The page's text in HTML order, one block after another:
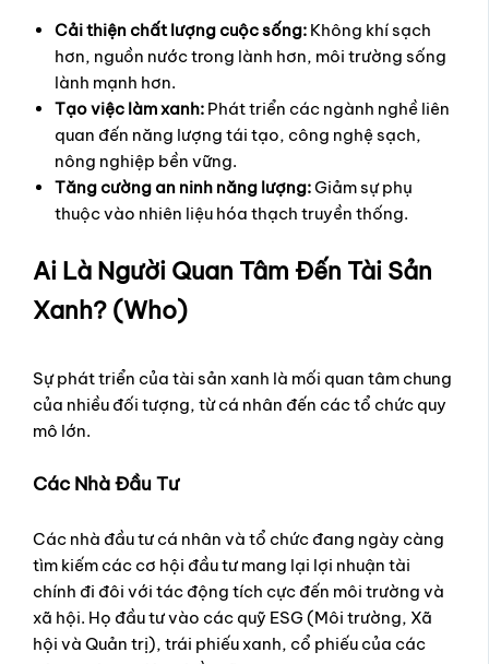
Cải thiện chất lượng cuộc sống: Không khí sạch
hơn, nguồn nước trong lành hơn, môi trường sống
lành mạnh hơn.
Tạo việc làm xanh: Phát triển các ngành nghề liên
quan đến năng lượng tái tạo, công nghệ sạch,
nông nghiệp bền vững.
Tăng cường an ninh năng lượng:Giảm sự phụ
thuộc vào nhiên liệu hóa thạch truyền thống.
Ai Là Người Quan Tâm Đến Tài Sản
Xanh? (Who)
Sự phát triển của tài sản xanh là mối quan tâm chung
của nhiều đối tượng, từ cá nhân đến các tổ chức quy
mô lớn.
Các Nhà Đầu Tư
Các nhà đầu tư cá nhân và tổ chức đang ngày càng
tìm kiếm các cơ hội đầu tư mang lại lợi nhuận tài
chính đi đôi với tác động tích cực đến môi trường và
xã hội. Họ đầu tư vào các quỹ ESG (Môi trường, Xã
hội và Quản trị), trái phiếu xanh, cổ phiếu của các